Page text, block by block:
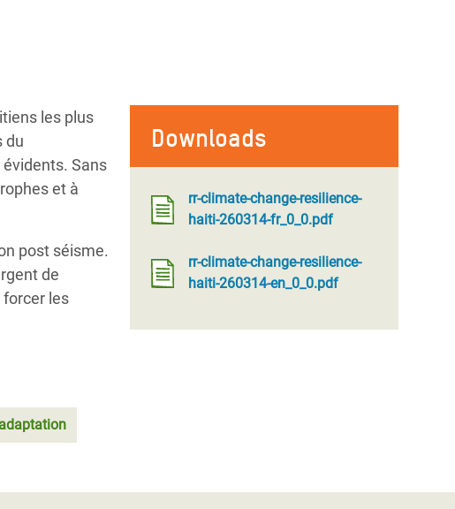
Downloads
rr-climate-change-resilience-
haiti-260314-fr_0_0.pdf
rr-climate-change-resilience-
haiti-260314-en_0_0.pdf
les plus
du
Sans
et à
post séisme.
de
les